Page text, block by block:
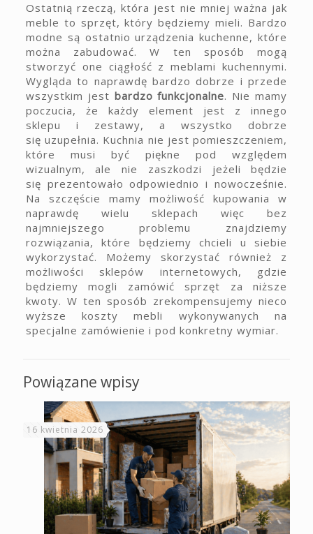
Ostatnią rzeczą, która jest nie mniej ważna jak
meble to sprzęt, który będziemy mieli. Bardzo
modne są ostatnio urządzenia kuchenne, które
można zabudować. W ten sposób mogą
stworzyć one ciągłość z meblami kuchennymi.
Wygląda to naprawdę bardzo dobrze i przede
wszystkim jest bardzo funkcjonalne. Nie mamy
poczucia, że każdy element jest z innego
sklepu i zestawy, a wszystko dobrze
się uzupełnia. Kuchnia nie jest pomieszczeniem,
które musi być piękne pod względem
wizualnym, ale nie zaszkodzi jeżeli będzie
się prezentowało odpowiednio i nowocześnie.
Na szczęście mamy możliwość kupowania w
naprawdę wielu sklepach więc bez
najmniejszego problemu znajdziemy
rozwiązania, które będziemy chcieli u siebie
wykorzystać. Możemy skorzystać również z
możliwości sklepów internetowych, gdzie
będziemy mogli zamówić sprzęt za niższe
kwoty. W ten sposób zrekompensujemy nieco
wyższe koszty mebli wykonywanych na
specjalne zamówienie i pod konkretny wymiar.
Powiązane wpisy
16 kwietnia 2026